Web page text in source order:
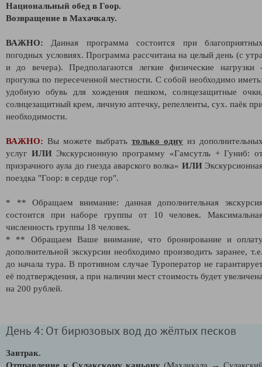
Национальный обед в Гоор.
Возвращение в Махачкалу.
ВАЖНО: Данная программа состоится при
погодных условиях. Программа рассчитана на целый день (с
и до вечера). Предполагаются легкие физические нагрузки
прогулка по пересеченной местности. С собой необходимо
удобную обувь для хождения пешком, солнцезащитные
солнцезащитный крем, личную аптечку, репелленты, сух. паёк
необходимости.
ВАЖНО: Вы можете выбрать только одну из
услуг ИЛИЭкскурсионную программу «Гамсутль + Гуниб:
призрачного аула до гнезда аварского волка» ИЛИ
поездка "Гоор: в сердце гор".
* ** Обращаем внимание: данная дополнительная
состоится при наборе группы от 10 человек.
численность группы 18 человек.
* ** Обращаем Ваше внимание, что бронирование и
дополнительной экскурсии необходимо производить заранее,
до начала тура. В противном случае Туроператор не
её подтверждения, а при наличии мест стоимость будет
на 200 рублей.
День 4: От бирюзовых вод до жёлтых песков
Завтрак.
Отправление к Сулакскому каньону (Махачкала →